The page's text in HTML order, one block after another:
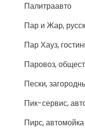
Палитраавто
Пар и Жар,
Пар Хауз,
Паровоз,
Пески,
Пик-сервис,
Пирс, автомойка